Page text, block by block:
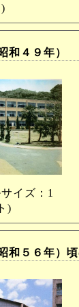
和４９年）
イズ：1
)
和５６年）